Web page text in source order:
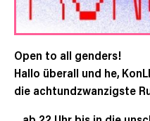
Open to all genders!
Hallo überall und he,
die achtundzwanzigste